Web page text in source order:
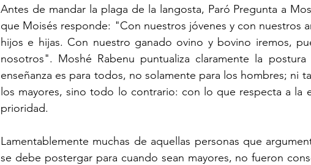
Antes de mandar la plaga de la langosta, Paró Pregunta a
que Moisés responde: "Con nuestros jóvenes y con nuestros
hijos e hijas. Con nuestro ganado ovino y bovino iremos,
nosotros". Moshé Rabenu puntualiza claramente la
enseñanza es para todos, no solamente para los hombres; ni
los mayores, sino todo lo contrario: con lo que respecta a la
prioridad.
Lamentablemente muchas de aquellas personas que
se debe postergar para cuando sean mayores, no fueron